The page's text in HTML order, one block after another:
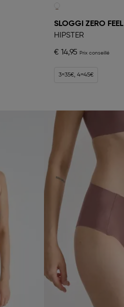
SLOGGI ZERO FEEL
HIPSTER
€ 14,95
3=35€, 4=45€